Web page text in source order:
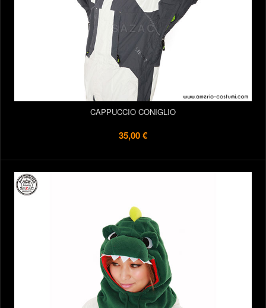
CAPPUCCIO CONIGLIO
35,00 €